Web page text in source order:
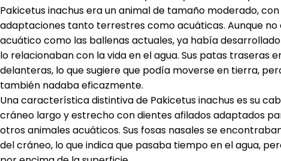
Pakicetus inachus era un animal de tamaño moderado,
adaptaciones tanto terrestres como acuáticas. Aunque
acuático como las ballenas actuales, ya había
lo relacionaban con la vida en el agua. Sus patas traseras
delanteras, lo que sugiere que podía moverse en tierra,
también nadaba eficazmente.
Una característica distintiva de Pakicetus inachus es su
cráneo largo y estrecho con dientes afilados adaptados
otros animales acuáticos. Sus fosas nasales se
del cráneo, lo que indica que pasaba tiempo en el agua,